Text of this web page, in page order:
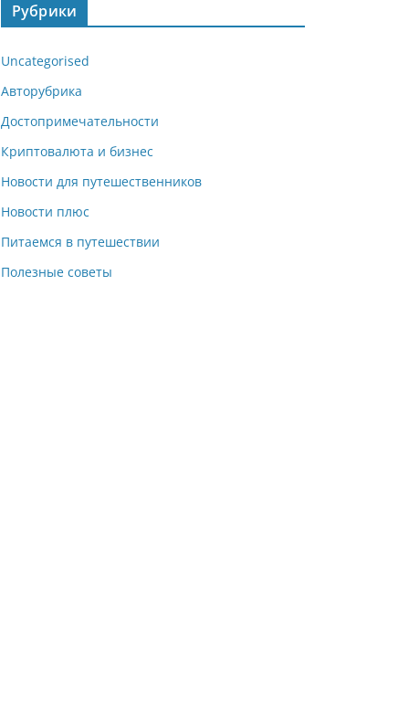
Рубрики
Uncategorised
Авторубрика
Достопримечательности
Криптовалюта и бизнес
Новости для путешественников
Новости плюс
Питаемся в путешествии
Полезные советы